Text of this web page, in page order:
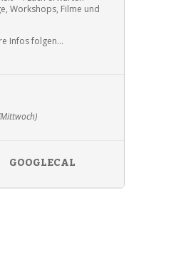
Workshops, Filme und
Infos folgen…
GOOGLECAL